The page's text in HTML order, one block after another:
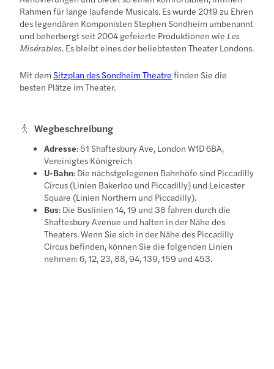
Rahmen für lange laufende Musicals. Es wurde 2019 zu Ehren
des legendären Komponisten Stephen Sondheim umbenannt
und beherbergt seit 2004 gefeierte Produktionen wie Les
Misérables. Es bleibt eines der beliebtesten Theater Londons.
Mit demSitzplan des Sondheim Theatre finden Sie die
besten Plätze im Theater.
Wegbeschreibung
Adresse: 51 Shaftesbury Ave, London W1D 6BA,
Vereinigtes Königreich
U-Bahn: Die nächstgelegenen Bahnhöfe sind Piccadilly
Circus (Linien Bakerloo und Piccadilly) und Leicester
Square (Linien Northern und Piccadilly).
Bus: Die Buslinien 14, 19 und 38 fahren durch die
Shaftesbury Avenue und halten in der Nähe des
Theaters. Wenn Sie sich in der Nähe des Piccadilly
Circus befinden, können Sie die folgenden Linien
nehmen: 6, 12, 23, 88, 94, 139, 159 und 453.